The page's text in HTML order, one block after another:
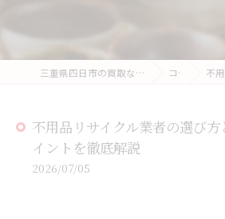
三重県四日市の買取なら買取マクサス 三重四日市店 コラム 不用品
不用品リサイクル業者の選び
イントを徹底解説
2026/07/05